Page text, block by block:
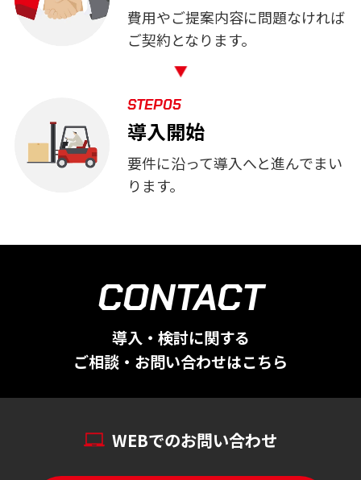
費用やご提案内容に問題なければ
ご契約となります。
STEP05
導入開始
要件に沿って導入へと進んでまい
ります。
CONTACT
導入・検討に関する
ご相談・お問い合わせはこちら
WEBでのお問い合わせ